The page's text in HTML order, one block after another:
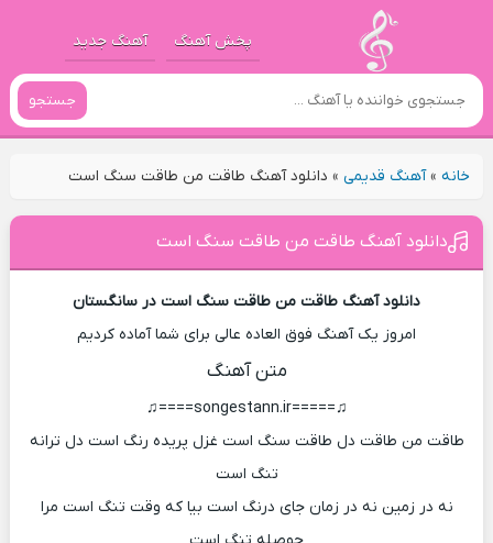
پخش آهنگ آهنگ جدید
جستجو
خانه»آهنگ قدیمی» دانلود آهنگ طاقت من طاقت سنگ است
دانلود آهنگ طاقت من طاقت سنگ است
دانلود آهنگ طاقت من طاقت سنگ است در سانگستان
امروز یک آهنگ فوق العاده عالی برای شما آماده کردیم
متن آهنگ
♫=====songestann.ir====♫
طاقت من طاقت دل طاقت سنگ است غزل پریده رنگ است دل ترانه
تنگ است
نه در زمین نه در زمان جای درنگ است بیا که وقت تنگ است مرا